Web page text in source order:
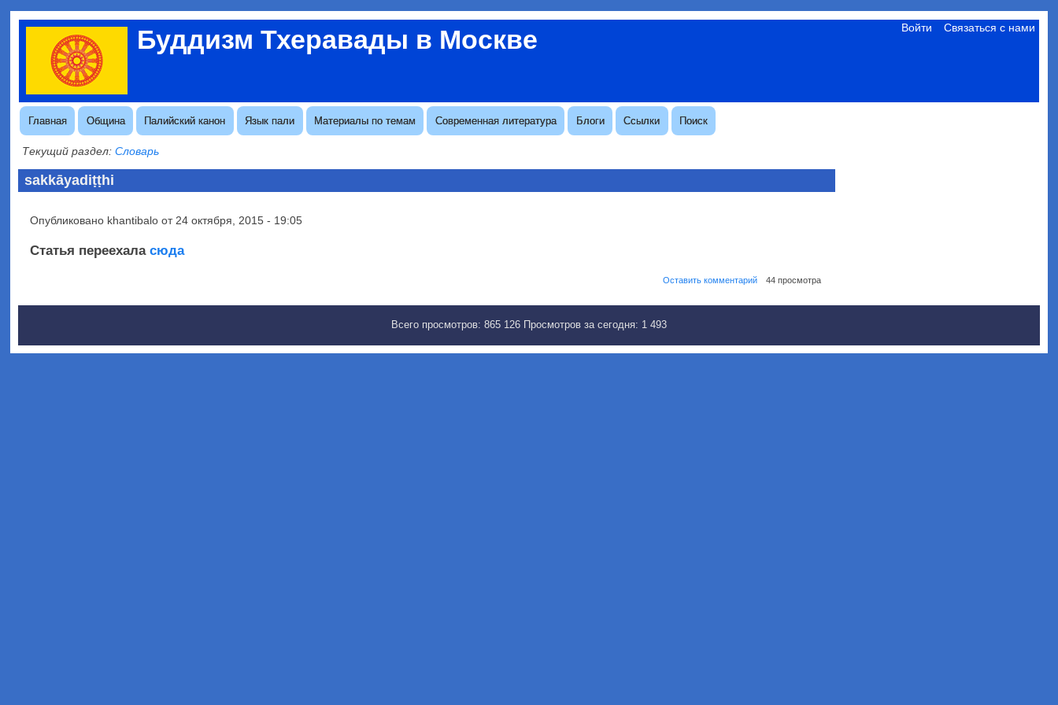
Перейти
основному
содержанию
Буддизм Тхеравады в Москве
Меню
учётной
записи
пользователя
Войти Связаться с нами
Основная
навигация
Главная Община Палийский канон Язык пали Материалы по темам Современная литература Блоги Ссылки Поиск
Текущий раздел:Словарь
sakkāyadiṭṭhi
Опубликовано khantibalo от24 октября, 2015 - 19:05
Статья переехаласюда
Оставить комментарий 44 просмотра
Всего просмотров: 865 126 Просмотров за сегодня: 1 493